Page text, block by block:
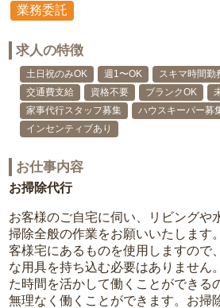
業務委託
求人の特徴
土日祝のみOK 週1〜OK スキマ時間勤
交通費支給
資格不要 ブランクOK
家事代行スタッフ募集
ハウスキーパー募
インセンティブあり
お仕事内容
お掃除代行
お客様のご自宅に伺い、リビングや
掃除全般の作業をお願いいたします
客様宅にあるものを使用しますので
な用具を持ち込む必要はありません
た時間を活かして働くことができる
無理なく働くことができます。お掃